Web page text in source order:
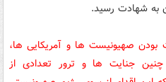
به شهادت رسید.
بودن صهیونیست ها و آمریکایی ها،
جنایت ها و ترور تعدادی از